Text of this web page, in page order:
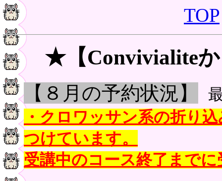
TOP
★【Convivialite
【８ 月の予約状況 】
・クロワッサン系の折り
つけています。
受講中のコース終了まで